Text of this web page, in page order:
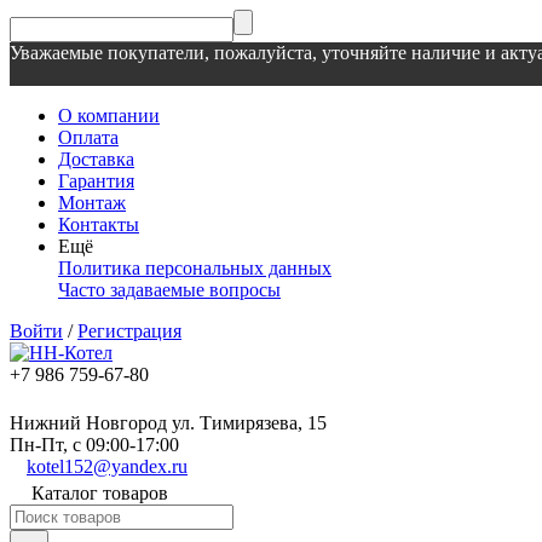
Уважаемые покупатели, пожалуйста, уточняйте наличие и
О компании
Оплата
Доставка
Гарантия
Монтаж
Контакты
Ещё
Политика персональных данных
Часто задаваемые вопросы
Войти /Регистрация
+7 986 759-67-80
Нижний Новгород ул. Тимирязева, 15
Пн-Пт, с 09:00-17:00
kotel152@yandex.ru
Каталог товаров